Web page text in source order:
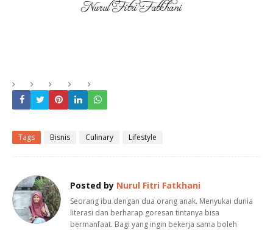
Tags Bisnis Culinary Lifestyle
Posted by Nurul Fitri Fatkhani
Seorang ibu dengan dua orang anak. Menyukai dunia
literasi dan berharap goresan tintanya bisa
bermanfaat. Bagi yang ingin bekerja sama boleh